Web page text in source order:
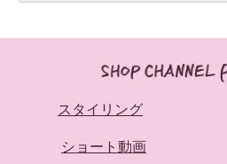
スタイリング
ショート動画